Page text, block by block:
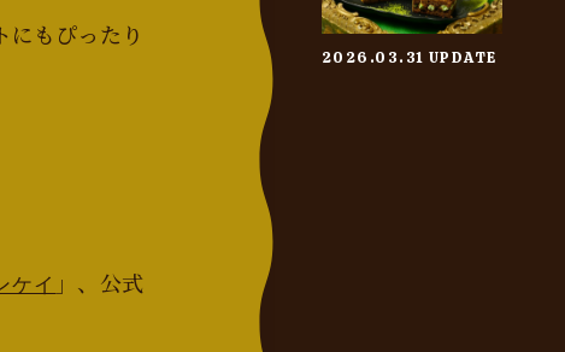
もぴったり
ケイ 」、公式
2026.03.31 UPDATE